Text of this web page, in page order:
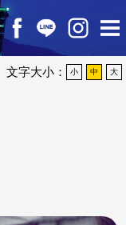
文字大小： 小 中 大